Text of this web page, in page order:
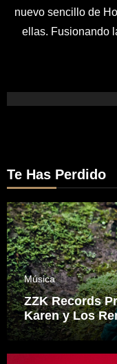
nuevo sencillo de
ellas. Fusionando
Te Has Perdido
Música
ZZK Records
Karen y Los